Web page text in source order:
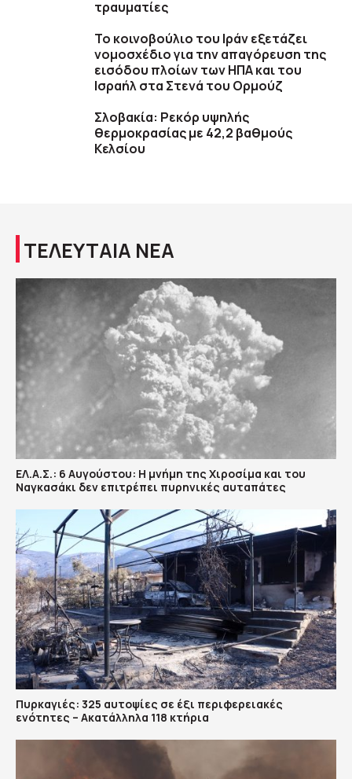
τραυματίες
To κοινοβούλιο του Ιράν εξετάζει
νομοσχέδιο για την απαγόρευση της
εισόδου πλοίων των ΗΠΑ και του
Ισραήλ στα Στενά του Ορμούζ
Σλοβακία: Ρεκόρ υψηλής
θερμοκρασίας με 42,2 βαθμούς
Κελσίου
ΤΕΛΕΥΤΑΙΑ ΝΕΑ
ΕΛ.Α.Σ.: 6 Αυγούστου: Η μνήμη της Χιροσίμα και του
Ναγκασάκι δεν επιτρέπει πυρηνικές αυταπάτες
Πυρκαγιές: 325 αυτοψίες σε έξι περιφερειακές
ενότητες – Ακατάλληλα 118 κτήρια